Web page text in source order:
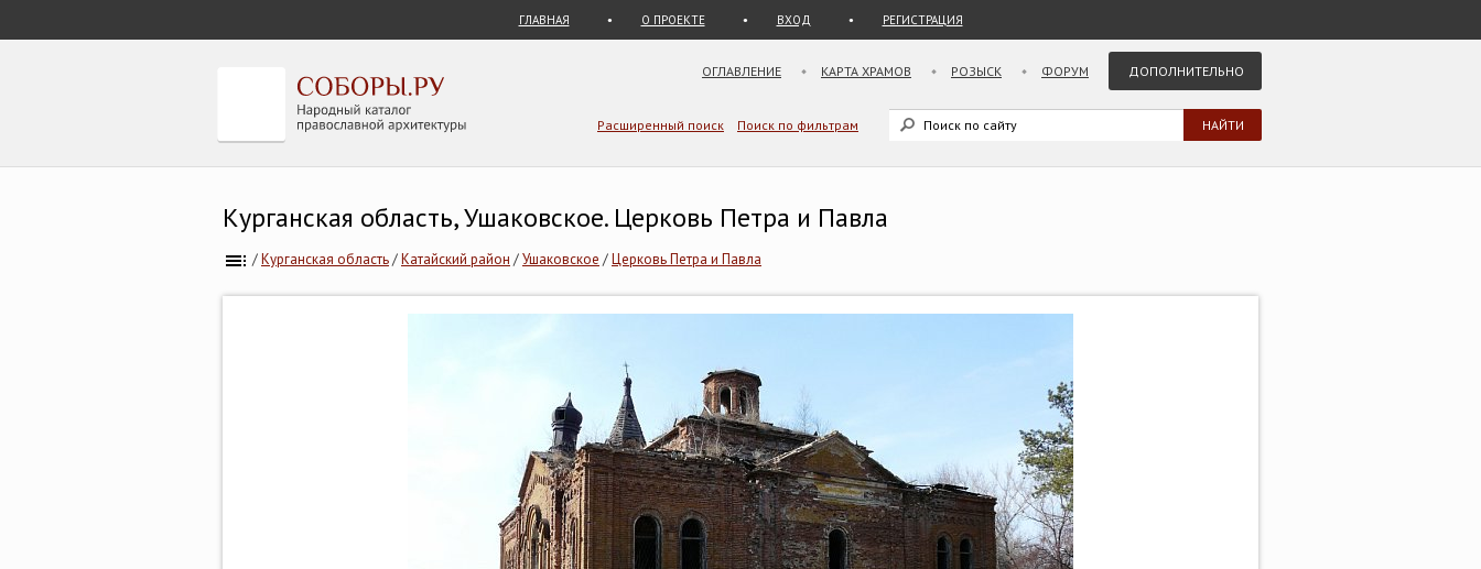
ГЛАВНАЯ О ПРОЕКТЕ ВХОД РЕГИСТРАЦИЯ
ОГЛАВЛЕНИЕ КАРТА ХРАМОВ РОЗЫСК ФОРУМ ДОПОЛНИТЕЛЬНО
Расширенный поиск Поиск по фильтрам
Курганская область, Ушаковское. Церковь Петра и Павла
/Курганская область/Катайский район /Ушаковское /Церковь Петра и Павла